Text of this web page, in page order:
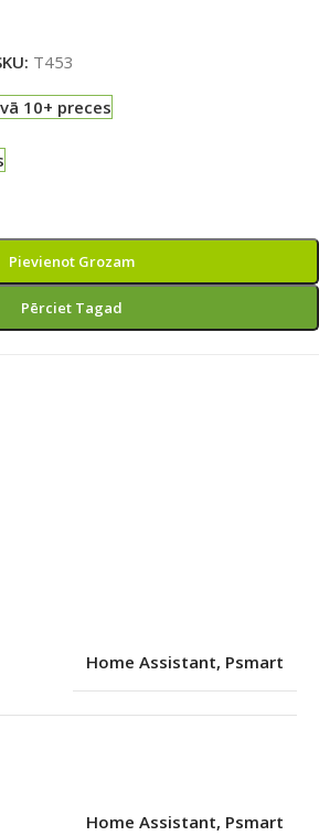
T453
10+ preces
Pievienot Grozam
Pērciet Tagad
Home Assistant, Psmart
Home Assistant, Psmart